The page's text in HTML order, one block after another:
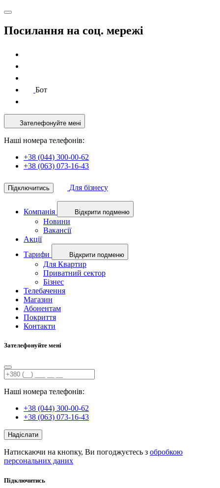
Посилання на соц. мережі
Бот
Зателефонуйте мені
Наші номера телефонів:
+38 (044) 300-00-62
+38 (063) 073-16-43
Підключитись Для бізнесу
Компанія Відкрити подменю
Новини
Вакансії
Акції
Тарифи
Відкрити подменю
Для Квартир
Приватний сектор
Бізнес
Телебачення
Магазин
Абонентам
Покриття
Контакти
Зателефонуйте мені
Наші номера телефонів:
+38 (044) 300-00-62
+38 (063) 073-16-43
Надіслати
Натискаючи на кнопку, Ви погоджуєтесь з обробкою
персональних даних
Підключитись